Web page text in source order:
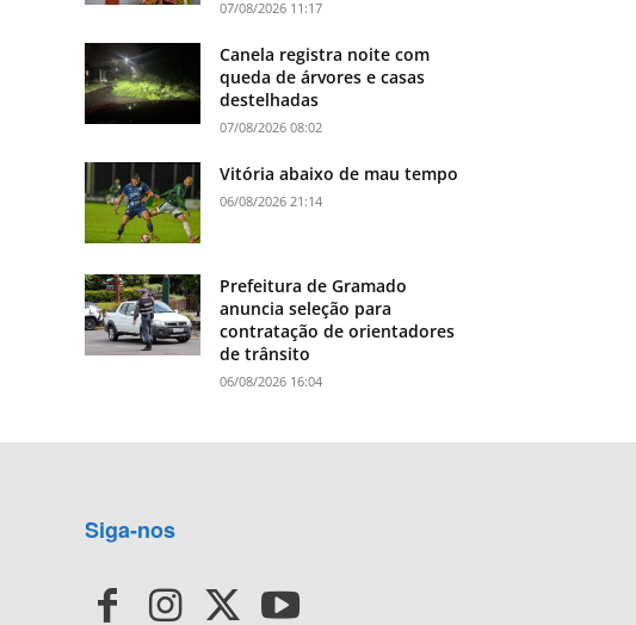
07/08/2026 11:17
Canela registra noite com
queda de árvores e casas
destelhadas
07/08/2026 08:02
Vitória abaixo de mau tempo
06/08/2026 21:14
Prefeitura de Gramado
anuncia seleção para
contratação de orientadores
de trânsito
06/08/2026 16:04
Siga-nos